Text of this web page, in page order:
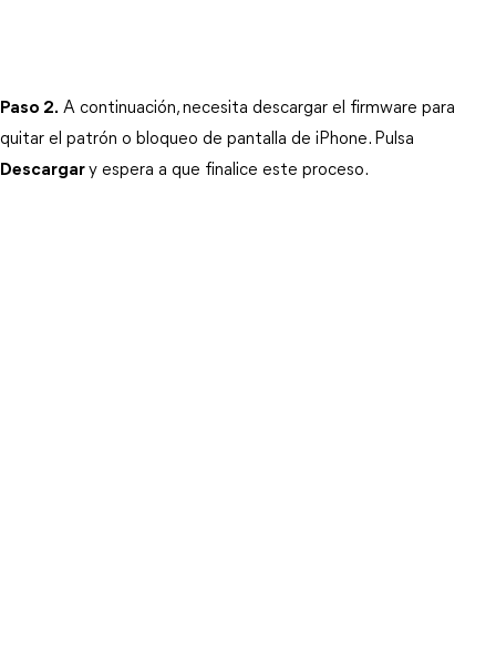
Paso 2. A continuación, necesita descargar el firmware para
Descargary espera a que finalice este proceso.